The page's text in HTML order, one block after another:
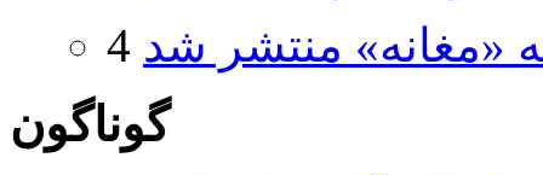
«مغانه» منتشر شد
گوناگون